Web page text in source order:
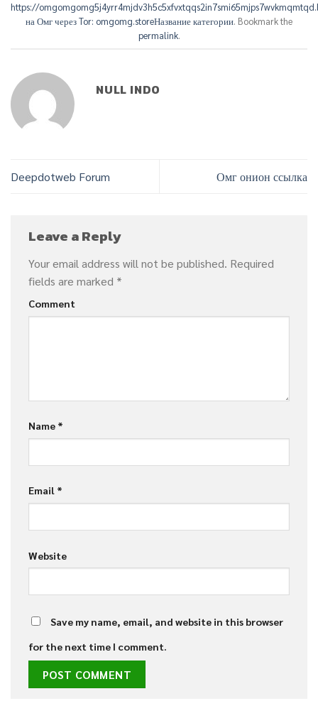
https://
на Омг через Tor: omgomg.storeНазвание категории. Bookmark the
permalink.
NULL INDO
Deepdotweb Forum Омг онион ссылка
Leave a Reply
Your email address will not be published. Required
fields are marked *
Comment
Name *
Email *
Website
Save my name, email, and website in this browser
for the next time I comment.